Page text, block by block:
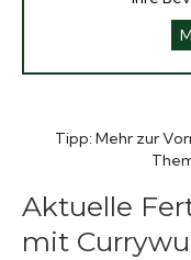
Tipp: Mehr zur
Aktuelle
mit